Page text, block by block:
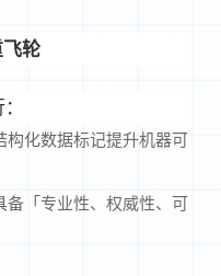
轮
构化数据标记提升机器可
备「专业性、权威性、可